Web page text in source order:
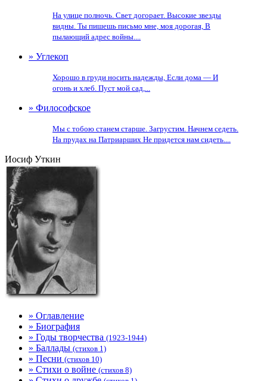
На улице полночь. Свет догорает. Высокие звезды
видны. Ты пишешь письмо мне, моя дорогая, В
пылающий адрес войны....
» Углекоп
Хорошо в груди носить надежды, Если дома — И
огонь и хлеб. Пуст мой сад,...
» Философское
Мы с тобою станем старше. Загрустим. Начнем седеть.
На прудах на Патриарших Не придется нам сидеть....
Иосиф Уткин
» Оглавление
» Биография
» Годы творчества (1923-1944)
» Баллады (стихов 1)
» Песни (стихов 10)
» Стихи о войне (стихов 8)